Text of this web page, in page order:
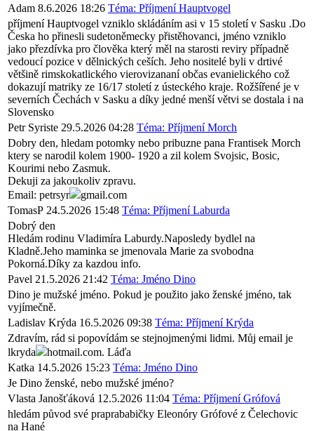
Adam 8.6.2026 18:26 Téma: Příjmení Hauptvogel
příjmení Hauptvogel vzniklo skládáním asi v 15 století v Sasku .Do
Česka ho přinesli sudetoněmecky přistěhovanci, jméno vzniklo
jako přezdívka pro člověka který měl na starosti reviry případně
vedoucí pozice v dělnických ceších. Jeho nositelé byli v drtivé
většině rimskokatlického vierovizananí občas evanielického což
dokazují matriky ze 16/17 století z ústeckého kraje. Rožšířené je v
severních Čechách v Sasku a díky jedné menší větvi se dostala i na
Slovensko
Petr Syriste 29.5.2026 04:28 Téma: Příjmení Morch
Dobry den, hledam potomky nebo pribuzne pana Frantisek Morch
ktery se narodil kolem 1900- 1920 a zil kolem Svojsic, Bosic,
Kourimi nebo Zasmuk.
Dekuji za jakoukoliv zpravu.
Email: petrsyr
gmail.com
TomasP 24.5.2026 15:48 Téma: Příjmení Laburda
Dobrý den
Hledám rodinu Vladimíra Laburdy.Naposledy bydlel na
Kladně.Jeho maminka se jmenovala Marie za svobodna
Pokorná.Díky za kazdou info.
Pavel 21.5.2026 21:42 Téma: Jméno Dino
Dino je mužské jméno. Pokud je použito jako ženské jméno, tak
vyjímečně.
Ladislav Krýda 16.5.2026 09:38 Téma: Příjmení Krýda
Zdravím, rád si popovídám se stejnojmenými lidmi. Můj email je
lkryda
hotmail.com. Láďa
Katka 14.5.2026 15:23 Téma: Jméno Dino
Je Dino ženské, nebo mužské jméno?
Vlasta Janošťáková 12.5.2026 11:04 Téma: Příjmení Grófová
hledám původ své praprababičky Eleonóry Grófové z Čelechovic
na Hané